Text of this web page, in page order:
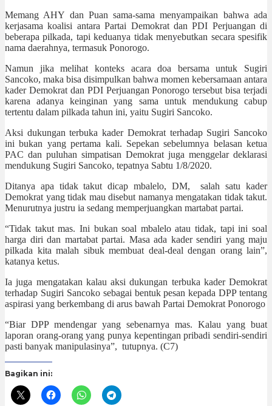
Memang AHY dan Puan sama-sama menyampaikan bahwa ada
kerjasama koalisi antara Partai Demokrat dan PDI Perjuangan di
beberapa pilkada, tapi keduanya tidak menyebutkan secara spesifik
nama daerahnya, termasuk Ponorogo.
Namun jika melihat konteks acara doa bersama untuk Sugiri
Sancoko, maka bisa disimpulkan bahwa momen kebersamaan antara
kader Demokrat dan PDI Perjuangan Ponorogo tersebut bisa terjadi
karena adanya keinginan yang sama untuk mendukung cabup
tertentu dalam pilkada tahun ini, yaitu Sugiri Sancoko.
Aksi dukungan terbuka kader Demokrat terhadap Sugiri Sancoko
ini bukan yang pertama kali. Sepekan sebelumnya belasan ketua
PAC dan puluhan simpatisan Demokrat juga menggelar deklarasi
mendukung Sugiri Sancoko, tepatnya Sabtu 1/8/2020.
Ditanya apa tidak takut dicap mbalelo, DM, salah satu kader
Demokrat yang tidak mau disebut namanya mengatakan tidak takut.
Menurutnya justru ia sedang memperjuangkan martabat partai.
“Tidak takut mas. Ini bukan soal mbalelo atau tidak, tapi ini soal
harga diri dan martabat partai. Masa ada kader sendiri yang maju
pilkada kita malah sibuk membuat deal-deal dengan orang lain”,
katanya ketus.
Ia juga mengatakan kalau aksi dukungan terbuka kader Demokrat
terhadap Sugiri Sancoko sebagai bentuk pesan kepada DPP tentang
aspirasi yang berkembang di arus bawah Partai Demokrat Ponorogo
“Biar DPP mendengar yang sebenarnya mas. Kalau yang buat
laporan orang-orang yang punya kepentingan pribadi sendiri-sendiri
pasti banyak manipulasinya”, tutupnya. (C7)
Bagikan ini: